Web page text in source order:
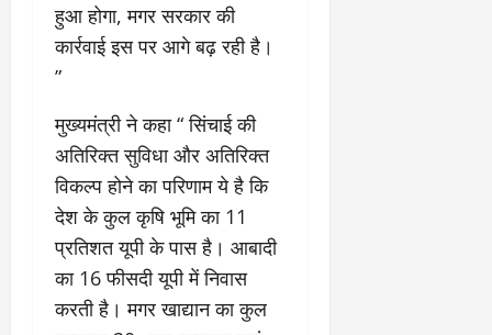
हुआ होगा, मगर सरकार की
कार्रवाई इस पर आगे बढ़ रही है।
”
मुख्यमंत्री ने कहा “ सिंचाई की
अतिरिक्त सुविधा और अतिरिक्त
विकल्प होने का परिणाम ये है कि
देश के कुल कृषि भूमि का 11
प्रतिशत यूपी के पास है। आबादी
का 16 फीसदी यूपी में निवास
करती है। मगर खाद्यान का कुल